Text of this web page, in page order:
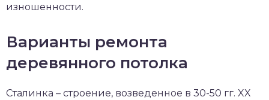
изношенности.
Варианты ремонта
деревянного потолка
Сталинка – строение, возведенное в 30-50 гг. XX